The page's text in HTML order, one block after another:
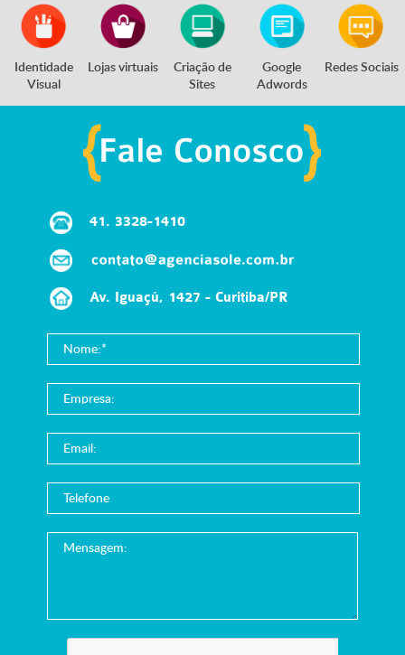
Identidade
Visual
Lojas virtuais
Criação de
Sites
Google
Adwords
Redes Sociais
41. 3328-1410
Av. Iguaçú, 1427 - Curitiba/PR